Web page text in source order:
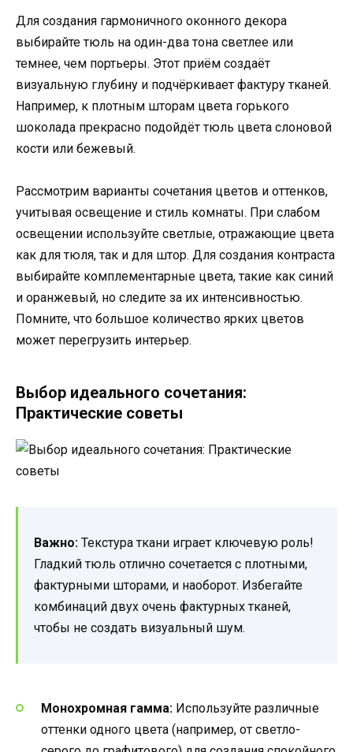
Для создания гармоничного оконного декора
выбирайте тюль на один-два тона светлее или
темнее, чем портьеры. Этот приём создаёт
визуальную глубину и подчёркивает фактуру тканей.
Например, к плотным шторам цвета горького
шоколада прекрасно подойдёт тюль цвета слоновой
кости или бежевый.
Рассмотрим варианты сочетания цветов и оттенков,
учитывая освещение и стиль комнаты. При слабом
освещении используйте светлые, отражающие цвета
как для тюля, так и для штор. Для создания контраста
выбирайте комплементарные цвета, такие как синий
и оранжевый, но следите за их интенсивностью.
Помните, что большое количество ярких цветов
может перегрузить интерьер.
Выбор идеального сочетания:
Практические советы
Важно: Текстура ткани играет ключевую роль!
Гладкий тюль отлично сочетается с плотными,
фактурными шторами, и наоборот. Избегайте
комбинаций двух очень фактурных тканей,
чтобы не создать визуальный шум.
Монохромная гамма: Используйте различные
оттенки одного цвета (например, от светло-